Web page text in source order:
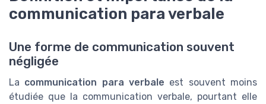
communication para verbale
Une forme de communication souvent
négligée
La communication para verbale est souvent moins
étudiée que la communication verbale, pourtant elle